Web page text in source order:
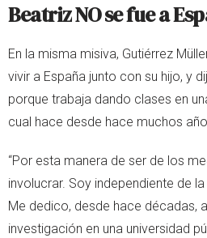
Beatriz NO se fue a
En la misma misiva, Gutiérrez
vivir a España junto con su hijo, y
porque trabaja dando clases en
cual hace desde hace muchos
“Por esta manera de ser de los
involucrar. Soy independiente de
Me dedico, desde hace décadas,
investigación en una universidad